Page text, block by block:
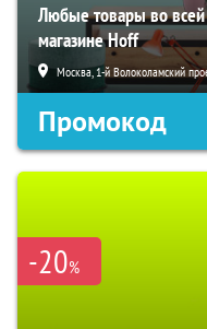
Любые товары во всей
магазине Hoff
Москва, 1-й Волоколамский
Промокод
-20%